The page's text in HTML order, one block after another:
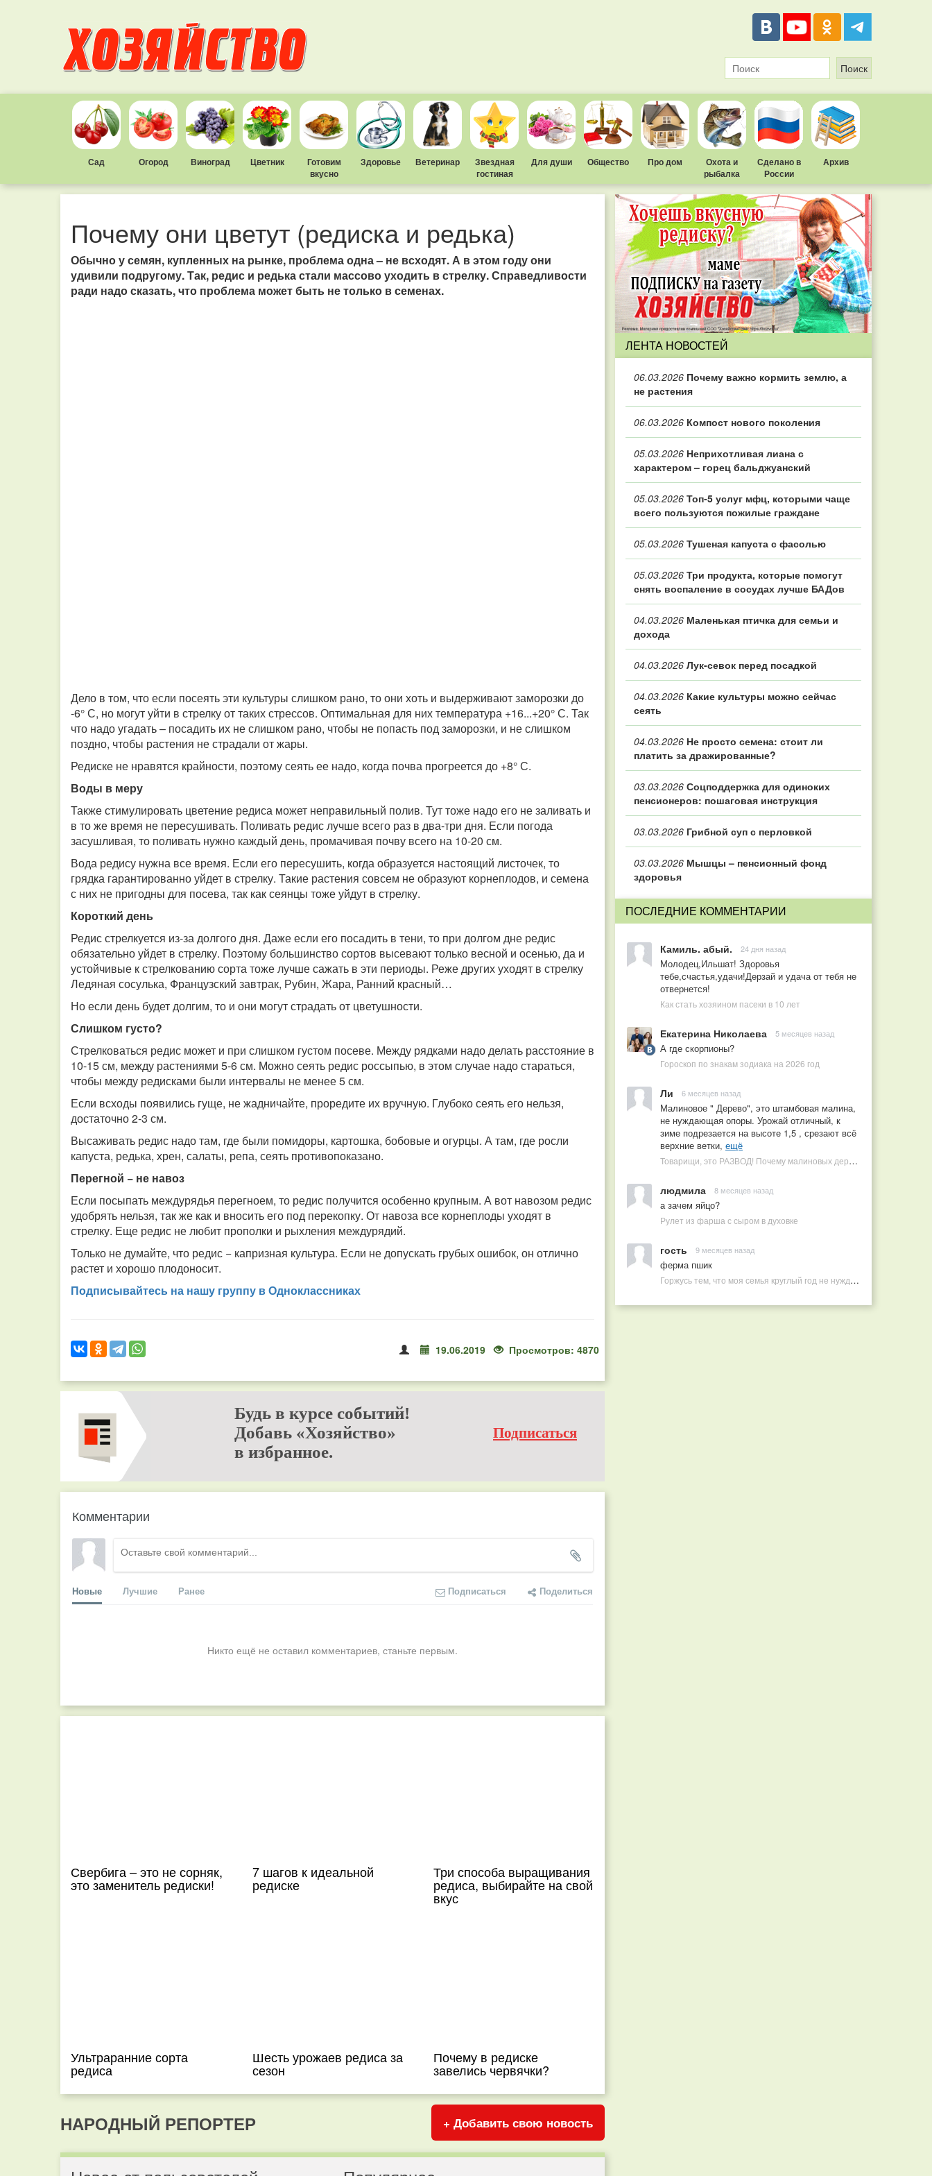
Сад Огород Виноград Цветник
Готовим
вкусно
Здоровье Ветеринар
Звездная
гостиная
Для души Общество Про дом
Охота и
рыбалка
Сделано в
России
Архив
Почему они цветут (редиска и редька)
Обычно у семян, купленных на рынке, проблема одна – не всходят. А в этом году они
удивили подругому. Так, редис и редька стали массово уходить в стрелку. Справедливости
ради надо сказать, что проблема может быть не только в семенах.
Дело в том, что если посеять эти культуры слишком рано, то они хоть и выдерживают заморозки до
-6° С, но могут уйти в стрелку от таких стрессов. Оптимальная для них температура +16...+20° С. Так
что надо угадать – посадить их не слишком рано, чтобы не попасть под заморозки, и не слишком
поздно, чтобы растения не страдали от жары.
Редиске не нравятся крайности, поэтому сеять ее надо, когда почва прогреется до +8° С.
Воды в меру
Также стимулировать цветение редиса может неправильный полив. Тут тоже надо его не заливать и
в то же время не пересушивать. Поливать редис лучше всего раз в два-три дня. Если погода
засушливая, то поливать нужно каждый день, промачивая почву всего на 10-20 см.
Вода редису нужна все время. Если его пересушить, когда образуется настоящий листочек, то
грядка гарантированно уйдет в стрелку. Такие растения совсем не образуют корнеплодов, и семена
с них не пригодны для посева, так как сеянцы тоже уйдут в стрелку.
Короткий день
Редис стрелкуется из-за долгого дня. Даже если его посадить в тени, то при долгом дне редис
обязательно уйдет в стрелку. Поэтому большинство сортов высевают только весной и осенью, да и
устойчивые к стрелкованию сорта тоже лучше сажать в эти периоды. Реже других уходят в стрелку
Ледяная сосулька, Французский завтрак, Рубин, Жара, Ранний красный…
Но если день будет долгим, то и они могут страдать от цветушности.
Слишком густо?
Стрелковаться редис может и при слишком густом посеве. Между рядками надо делать расстояние в
10-15 см, между растениями 5-6 см. Можно сеять редис россыпью, в этом случае надо стараться,
чтобы между редисками были интервалы не менее 5 см.
Если всходы появились гуще, не жадничайте, проредите их вручную. Глубоко сеять его нельзя,
достаточно 2-3 см.
Высаживать редис надо там, где были помидоры, картошка, бобовые и огурцы. А там, где росли
капуста, редька, хрен, салаты, репа, сеять противопоказано.
Перегной − не навоз
Если посыпать междурядья перегноем, то редис получится особенно крупным. А вот навозом редис
удобрять нельзя, так же как и вносить его под перекопку. От навоза все корнеплоды уходят в
стрелку. Еще редис не любит прополки и рыхления междурядий.
Только не думайте, что редис − капризная культура. Если не допускать грубых ошибок, он отлично
растет и хорошо плодоносит.
Подписывайтесь на нашу группу в Одноклассниках
19.06.2019 Просмотров: 4870
Будь в курсе событий!
Добавь «Хозяйство»
в избранное.
Подписаться
Комментарии
Новые Лучшие Ранее Подписаться Поделиться
Никто ещё не оставил комментариев, станьте первым.
Свербига – это не сорняк,
это заменитель редиски!
7 шагов к идеальной
редиске
Три способа выращивания
редиса, выбирайте на свой
вкус
Ультраранние сорта
редиса
Шесть урожаев редиса за
сезон
Почему в редиске
завелись червячки?
НАРОДНЫЙ РЕПОРТЕР + Добавить свою новость
ЛЕНТА НОВОСТЕЙ
06.03.2026 Почему важно кормить землю, а
не растения
06.03.2026 Компост нового поколения
05.03.2026 Неприхотливая лиана с
характером – горец бальджуанский
05.03.2026 Топ‑5 услуг мфц, которыми чаще
всего пользуются пожилые граждане
05.03.2026 Тушеная капуста с фасолью
05.03.2026 Три продукта, которые помогут
снять воспаление в сосудах лучше БАДов
04.03.2026 Маленькая птичка для семьи и
дохода
04.03.2026 Лук-севок перед посадкой
04.03.2026 Какие культуры можно сейчас
сеять
04.03.2026 Не просто семена: стоит ли
платить за дражированные?
03.03.2026 Соцподдержка для одиноких
пенсионеров: пошаговая инструкция
03.03.2026 Грибной суп с перловкой
03.03.2026 Мышцы – пенсионный фонд
здоровья
ПОСЛЕДНИЕ КОММЕНТАРИИ
Камиль. абый. 24 дня назад
Молодец,Ильшат! Здоровья
тебе,счастья,удачи!Дерзай и удача от тебя не
отвернется!
Как стать хозяином пасеки в 10 лет
Екатерина Николаева 5 месяцев назад
А где скорпионы?
Гороскоп по знакам зодиака на 2026 год
Ли 6 месяцев назад
Малиновое " Дерево", это штамбовая малина,
не нуждающая опоры. Урожай отличный, к
зиме подрезается на высоте 1,5 , срезают всё
верхние ветки, ещё
Товарищи, это РАЗВОД! Почему малиновых деревьев не бывает, или Как ушлые продавцы наживаются на мечтах садоводов
людмила 8 месяцев назад
а зачем яйцо?
Рулет из фарша с сыром в духовке
гость 9 месяцев назад
ферма пшик
Горжусь тем, что моя семья круглый год не нуждается в покупных витаминах